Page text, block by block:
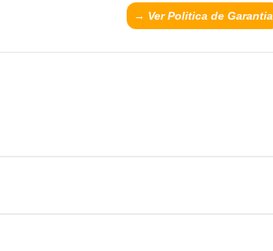
→ Ver Politica de Garantia